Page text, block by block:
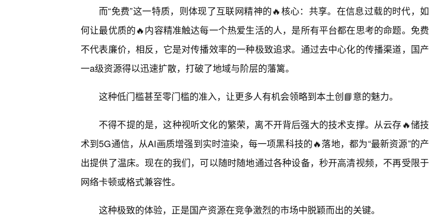
而“免费”这一特质，则体现了互联网精神的🔥核心：共享。在信息过载的时代，如
何让最优质的🔥内容精准触达每一个热爱生活的人，是所有平台都在思考的命题。免费
不代表廉价，相反，它是对传播效率的一种极致追求。通过去中心化的传播渠道，国产
一a级资源得以迅速扩散，打破了地域与阶层的藩篱。
这种低门槛甚至零门槛的准入，让更多人有机会领略到本土创📘意的魅力。
不得不提的是，这种视听文化的繁荣，离不开背后强大的技术支撑。从云存🔥储技
术到5G通信，从AI画质增强到实时渲染，每一项黑科技的🔥落地，都为“最新资源”的产
出提供了温床。现在的我们，可以随时随地通过各种设备，秒开高清视频，不再受限于
网络卡顿或格式兼容性。
这种极致的体验，正是国产资源在竞争激烈的市场中脱颖而出的关键。